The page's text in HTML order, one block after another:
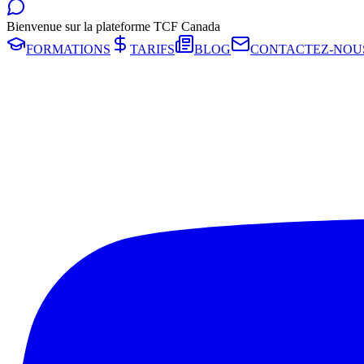
Bienvenue sur la plateforme TCF Canada
FORMATIONS
TARIFS BLOG CONTACTEZ-